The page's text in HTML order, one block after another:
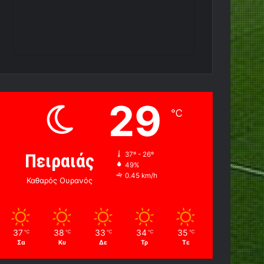
Πειραιάς
Καθαρός Ουρανός
29 ℃
37º - 26º
49%
0.45 km/h
37 ℃
Σα
38 ℃
Κυ
33 ℃
Δε
34 ℃
Τρ
35 ℃
Τε